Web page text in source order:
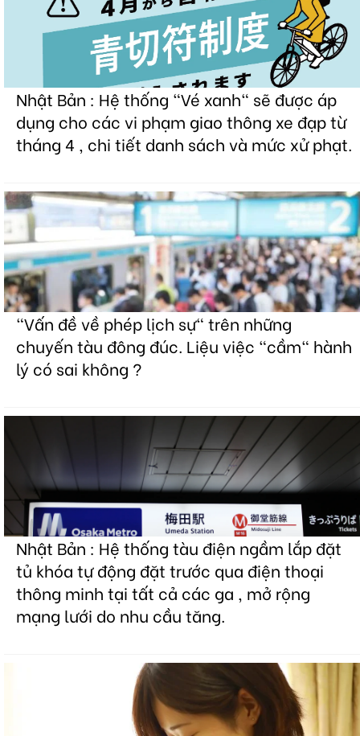
Nhật Bản : Hệ thống "Vé xanh" sẽ được áp
dụng cho các vi phạm giao thông xe đạp từ
tháng 4 , chi tiết danh sách và mức xử phạt.
"Vấn đề về phép lịch sự" trên những
chuyến tàu đông đúc. Liệu việc "cầm" hành
lý có sai không ?
Nhật Bản : Hệ thống tàu điện ngầm lắp đặt
tủ khóa tự động đặt trước qua điện thoại
thông minh tại tất cả các ga , mở rộng
mạng lưới do nhu cầu tăng.